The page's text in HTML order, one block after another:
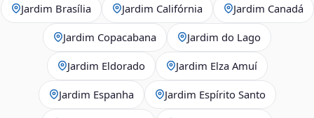
Jardim Brasília Jardim Califórnia Jardim Canadá
Jardim Copacabana Jardim do Lago
Jardim Eldorado Jardim Elza Amuí
Jardim Espanha Jardim Espírito Santo